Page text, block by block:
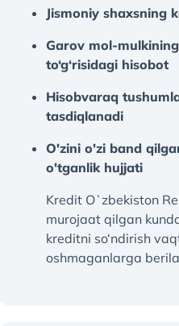
Jismoniy shaxsning
Garov mol-
to‘g‘risidagi hisobot
Hisobvaraq
tasdiqlanadi
O'zini o'zi band
o'tganlik hujjati
Kredit Oʻzbekiston
murojaat qilgan
kreditni so‘ndirish
oshmaganlarga